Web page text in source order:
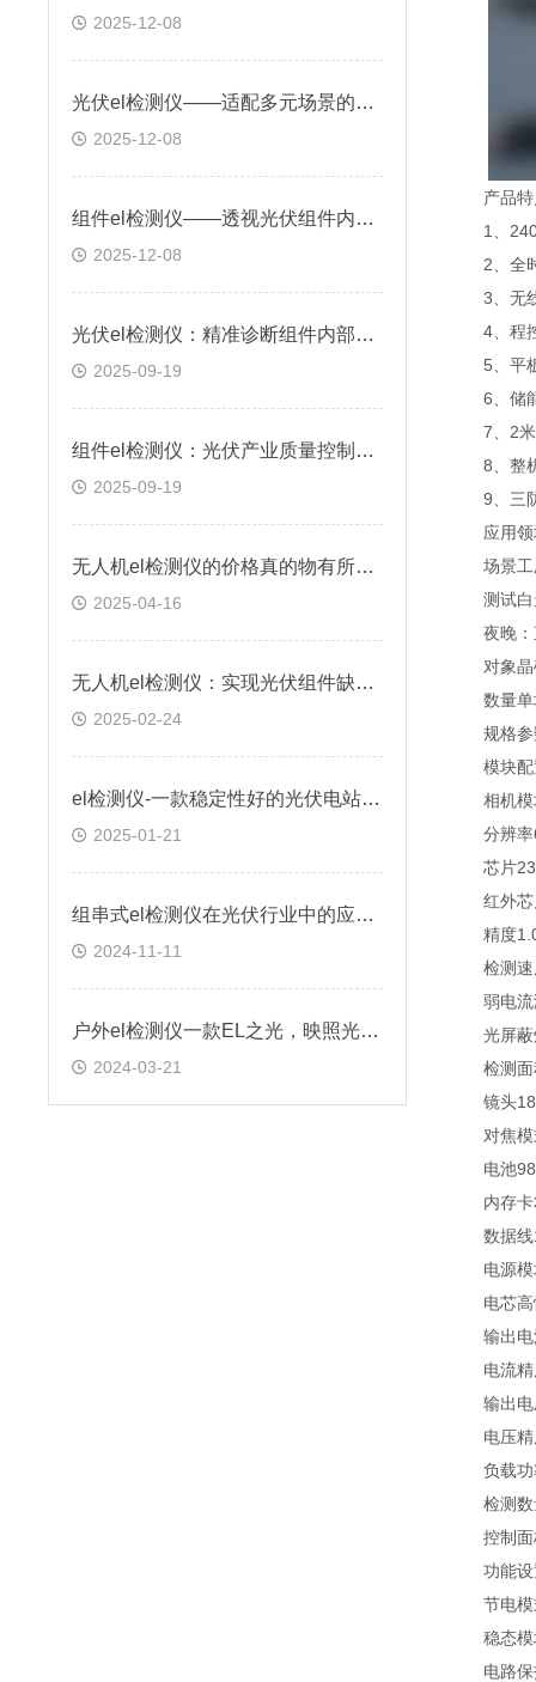
2025-12-08
光伏el检测仪——适配多元场景的组件缺陷检测设备
2025-12-08
组件el检测仪——透视光伏组件内部缺陷的“火眼金睛”
2025-12-08
光伏el检测仪：精准诊断组件内部缺陷的技术利器
2025-09-19
组件el检测仪：光伏产业质量控制的基石
2025-09-19
无人机el检测仪的价格真的物有所值吗？
2025-04-16
无人机el检测仪：实现光伏组件缺陷快速检测
2025-02-24
el检测仪-一款稳定性好的光伏电站测试设备
2025-01-21
组串式el检测仪在光伏行业中的应用场景有哪些？
2024-11-11
户外el检测仪一款EL之光，映照光伏永恒，守护清洁未来的EL检测仪
2024-03-21
产品特
1、2400
2、全时
3、无线
4、程控
5、平板
6、储能
7、2米
8、整机
9、三防
应用领
场景工厂
测试白天
夜晚：
对象晶
数量单
规格参
模块配
相机模
分辨率
芯片
红外芯
精度
检测速
弱电流测
光屏蔽灯
检测面
镜头
对焦模
电池
内存卡
数据线
电源模
电芯高
输出电
电流精
输出电
电压精
负载功
检测数
控制面
功能设
节电模
稳态模块
电路保护